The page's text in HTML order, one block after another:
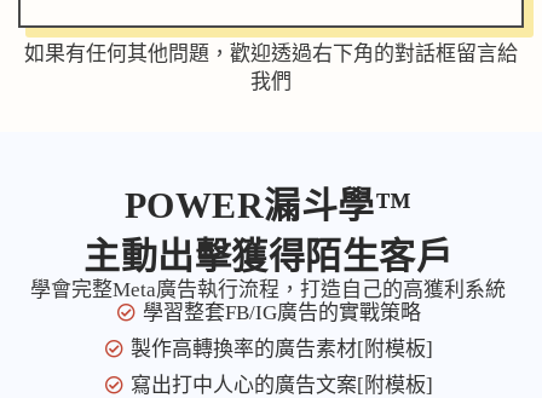
如果有任何其他問題，歡迎透過右下角的對話框留言給
我們
POWER漏斗學™
主動出擊獲得陌生客戶
學會完整Meta廣告執行流程，打造自己的高獲利系統
學習整套FB/IG廣告的實戰策略
製作高轉換率的廣告素材[附模板]
寫出打中人心的廣告文案[附模板]